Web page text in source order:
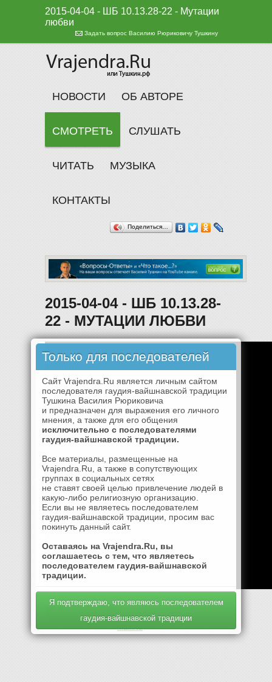
2015-04-04 - ШБ 10.13.28-22 - Мутации
любви
Задать вопрос Василию Рюриковичу Тушкину
НОВОСТИ ОБ АВТОРЕ
СМОТРЕТЬ СЛУШАТЬ
ЧИТАТЬ МУЗЫКА
КОНТАКТЫ
Поделиться…
2015-04-04 - ШБ 10.13.28-
22 - МУТАЦИИ ЛЮБВИ
Mail.Ru
Только для последователей
Сайт Vrajendra.Ru является личным сайтом
последователя гаудия-вайшнавской традиции
Тушкина Василия Рюриковича
и предназначен для выражения его личного
мнения, а также для его общения
исключительно с последователями
гаудия-вайшнавской традиции.
Все материалы, размещенные на
Vrajendra.Ru, а также в сопутствующих
группах в социальных сетях
не ставят своей целью привлечение людей в
какую-либо религиозную организацию.
Если вы не являетесь последователем
гаудия-вайшнавской традиции, просим вас
покинуть данный сайт.
Оставаясь на Vrajendra.Ru, вы
соглашаетесь с тем, что являетесь
последователем гаудия-вайшнавской
традиции.
Я подтверждаю, что являюсь последователем
гаудия-вайшнавской традиции